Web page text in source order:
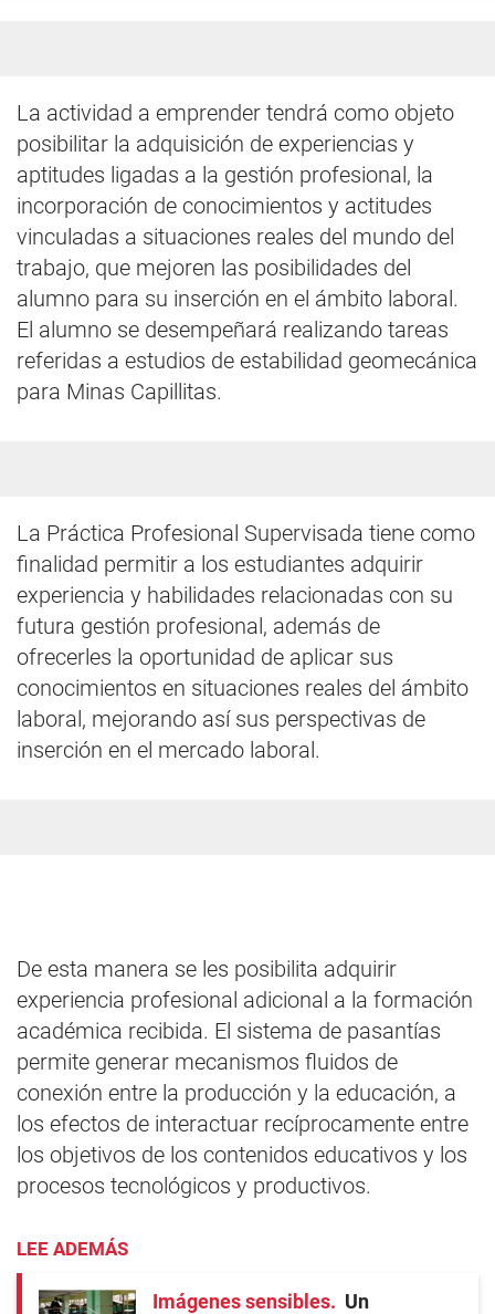
La actividad a emprender tendrá como objeto
posibilitar la adquisición de experiencias y
aptitudes ligadas a la gestión profesional, la
incorporación de conocimientos y actitudes
vinculadas a situaciones reales del mundo del
trabajo, que mejoren las posibilidades del
alumno para su inserción en el ámbito laboral.
El alumno se desempeñará realizando tareas
referidas a estudios de estabilidad geomecánica
para Minas Capillitas.
La Práctica Profesional Supervisada tiene como
finalidad permitir a los estudiantes adquirir
experiencia y habilidades relacionadas con su
futura gestión profesional, además de
ofrecerles la oportunidad de aplicar sus
conocimientos en situaciones reales del ámbito
laboral, mejorando así sus perspectivas de
inserción en el mercado laboral.
De esta manera se les posibilita adquirir
experiencia profesional adicional a la formación
académica recibida. El sistema de pasantías
permite generar mecanismos fluidos de
conexión entre la producción y la educación, a
los efectos de interactuar recíprocamente entre
los objetivos de los contenidos educativos y los
procesos tecnológicos y productivos.
LEE ADEMÁS
Imágenes sensibles
Un